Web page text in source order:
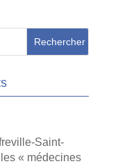
Saint-
« médecines